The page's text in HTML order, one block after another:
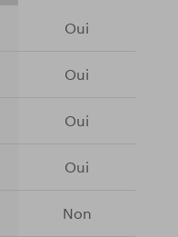
Oui
Oui
Oui
Oui
Non